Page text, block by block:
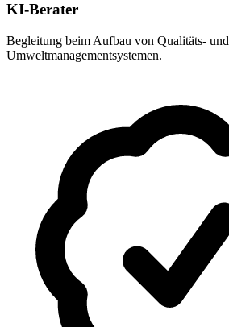
KI-Berater
Begleitung beim Aufbau von Qualitäts- und
Umweltmanagementsystemen.